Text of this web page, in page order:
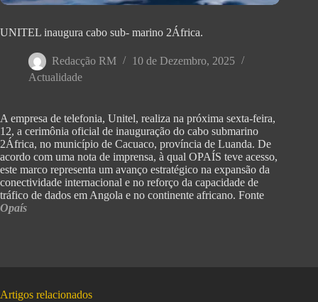
UNITEL inaugura cabo sub- marino 2África.
Redacção RM
10 de Dezembro, 2025
Actualidade
A empresa de telefonia, Unitel, realiza na próxima sexta-feira,
12, a cerimônia oficial de inauguração do cabo submarino
2África, no município de Cacuaco, província de Luanda. De
acordo com uma nota de imprensa, à qual OPAÍS teve acesso,
este marco representa um avanço estratégico na expansão da
conectividade internacional e no reforço da capacidade de
tráfico de dados em Angola e no continente africano. Fonte
Opaís
Artigos relacionados